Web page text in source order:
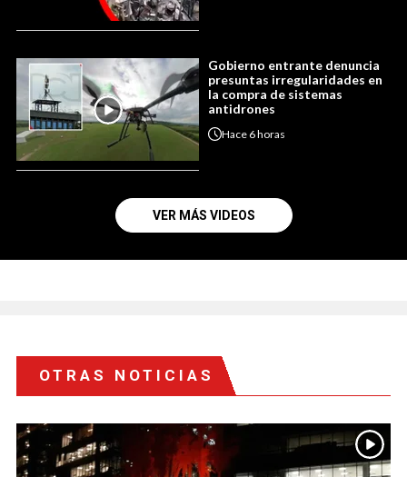
Gobierno entrante denuncia
presuntas irregularidades en
la compra de sistemas
antidrones
Hace 6 horas
VER MÁS VIDEOS
OTRAS NOTICIAS